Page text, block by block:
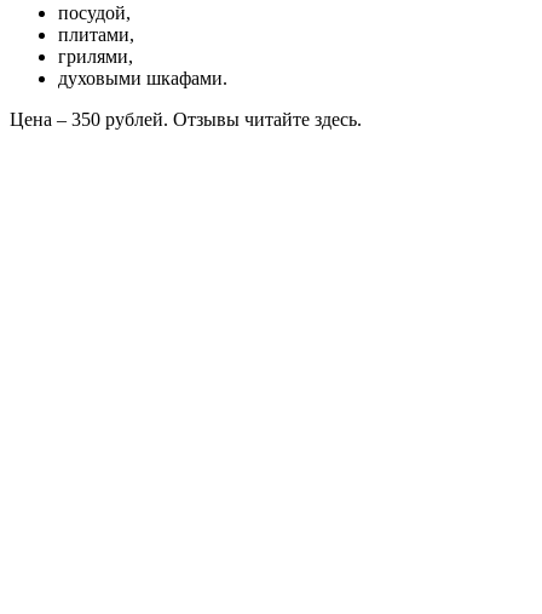
посудой,
плитами,
грилями,
духовыми шкафами.
Цена – 350 рублей. Отзывы читайте здесь.